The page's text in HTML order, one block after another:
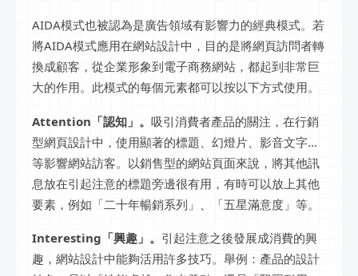
AIDA模式也被認為是廣告領域有影響力的經典模式。若
將AIDA模式應用在網站設計中，目的是將網頁訪問者轉
換成顧客，從企業形象到電子商務網站，都起到非常巨
大的作用。此模式的每個元素都可以按以下方式使用。
Attention「認知」。 吸引消費者產品的關注，在行銷
型網頁設計中，使用顯著的標題、幻燈片、影音文字...
等影響網站訪客。以銷售型的網站頁面來說，將其他訊
息放在引起注意的標題旁邊很有用，有時可以放上其他
要素，例如「二十年暢銷系列」、「五星滿意度」等。
Interesting「興趣」。 引起注意之後發展成消費的興
趣，網站設計中能夠活用許多技巧。舉例：產品的設計